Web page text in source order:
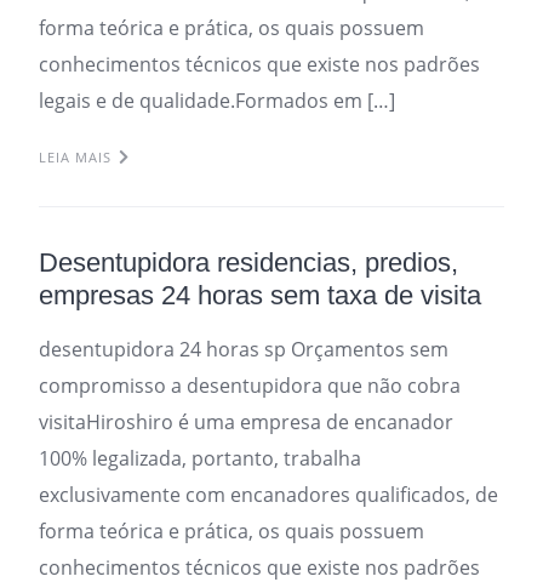
forma teórica e prática, os quais possuem
conhecimentos técnicos que existe nos padrões
legais e de qualidade.Formados em […]
LEIA MAIS
Desentupidora residencias, predios,
empresas 24 horas sem taxa de visita
desentupidora 24 horas sp Orçamentos sem
compromisso a desentupidora que não cobra
visitaHiroshiro é uma empresa de encanador
100% legalizada, portanto, trabalha
exclusivamente com encanadores qualificados, de
forma teórica e prática, os quais possuem
conhecimentos técnicos que existe nos padrões